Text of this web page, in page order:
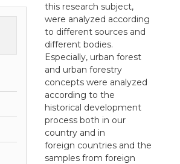
this research subject,
were analyzed according
to different sources and
different bodies.
Especially, urban forest
and urban forestry
concepts were analyzed
according to the
historical development
process both in our
country and in
foreign countries and the
samples from foreign